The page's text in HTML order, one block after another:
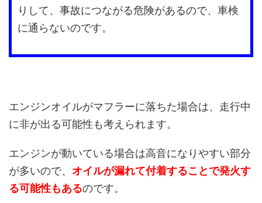
りして、事故につながる危険があるので、車検
に通らないのです。
エンジンオイルがマフラーに落ちた場合は、走行中
に非が出る可能性も考えられます。
エンジンが動いている場合は高音になりやすい部分
が多いので、 オイルが漏れて付着することで発火す
る可能性もあるのです。